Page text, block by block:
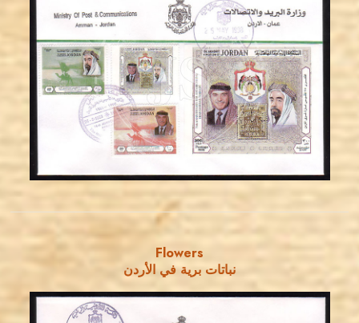
JS
JORDANSTAMPS.COM
EST. 2007
Flowers
نباتات برية في الأردن